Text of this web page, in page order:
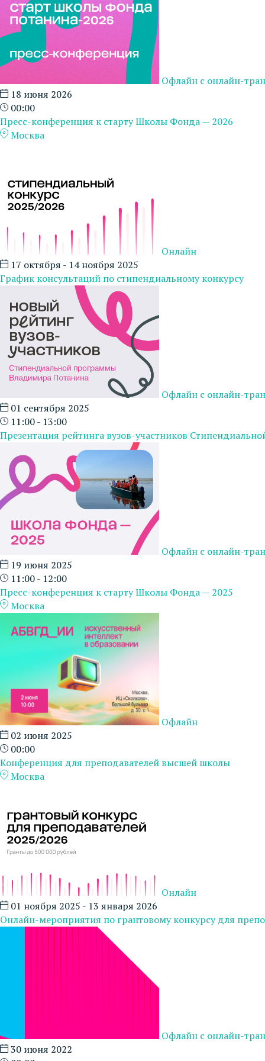
Офлайн с онлайн-
18 июня 2026
00:00
Пресс-конференция к старту Школы Фонда — 2026
Москва
Онлайн
17 октября - 14 ноября 2025
График консультаций по стипендиальному конкурсу
Офлайн с онлайн-
01 сентября 2025
11:00 - 13:00
Презентация рейтинга вузов-участников
Офлайн с онлайн-
19 июня 2025
11:00 - 12:00
Пресс-конференция к старту Школы Фонда — 2025
Москва
Офлайн
02 июня 2025
00:00
Конференция для преподавателей высшей школы
Москва
Онлайн
01 ноября 2025 - 13 января 2026
Онлайн-мероприятия по грантовому конкурсу для
Офлайн с онлайн-
30 июня 2022